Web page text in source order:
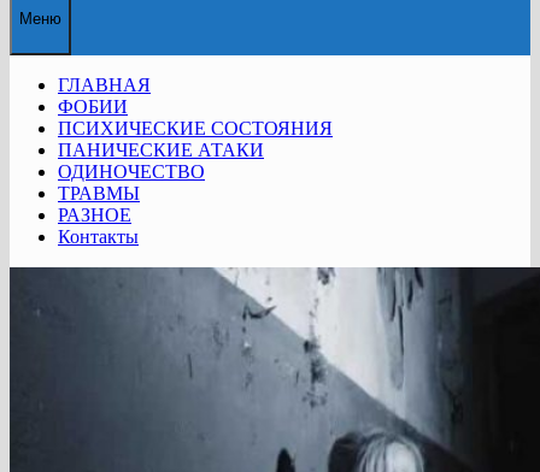
Меню
ГЛАВНАЯ
ФОБИИ
ПСИХИЧЕСКИЕ СОСТОЯНИЯ
ПАНИЧЕСКИЕ АТАКИ
ОДИНОЧЕСТВО
ТРАВМЫ
РАЗНОЕ
Контакты